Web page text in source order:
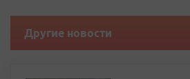
Другие новости